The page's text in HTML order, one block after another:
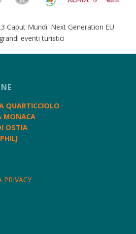
Caput Mundi. Next Generation EU
eventi turistici
QUARTICCIOLO
MONACA
OSTIA
PRIVACY